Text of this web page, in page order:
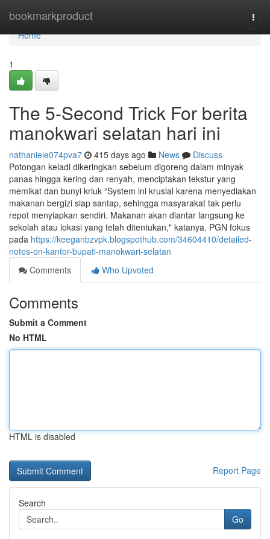
bookmarkproduct
Home
Home
1
The 5-Second Trick For berita
manokwari selatan hari ini
nathaniele074pva7 415 days ago News
Discuss
Potongan keladi dikeringkan sebelum digoreng dalam minyak
panas hingga kering dan renyah, menciptakan tekstur yang
memikat dan bunyi kriuk “System ini krusial karena menyediakan
makanan bergizi siap santap, sehingga masyarakat tak perlu
repot menyiapkan sendiri. Makanan akan diantar langsung ke
sekolah atau lokasi yang telah ditentukan," katanya. PGN fokus
pada https://keeganbzvpk.blogspothub.com/34604410/detailed-
notes-on-kantor-bupati-manokwari-selatan
Comments
Who Upvoted
Comments
Submit a Comment
No HTML
HTML is disabled
Report Page
Search
Go